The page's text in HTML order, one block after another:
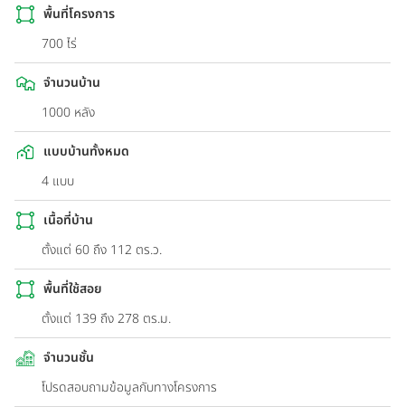
พื้นที่โครงการ
700 ไร่
จำนวนบ้าน
1000 หลัง
แบบบ้านทั้งหมด
4 แบบ
เนื้อที่บ้าน
ตั้งแต่ 60 ถึง 112 ตร.ว.
พื้นที่ใช้สอย
ตั้งแต่ 139 ถึง 278 ตร.ม.
จำนวนชั้น
โปรดสอบถามข้อมูลกับทางโครงการ